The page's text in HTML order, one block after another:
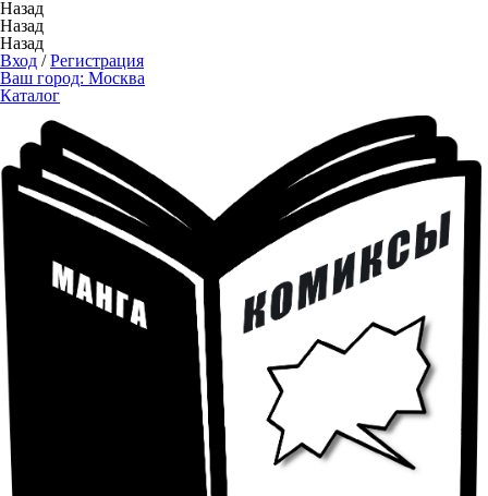
Назад
Назад
Назад
Вход /Регистрация
Ваш город: Москва
Каталог